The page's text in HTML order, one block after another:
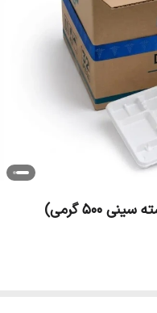
سینی یکبار مصرف 1 کارتن (32 بسته سینی 500 گرمی)